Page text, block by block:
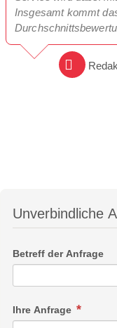
Insgesamt kommt
Unverbindliche
Betreff der Anfrage
Ihre Anfrage